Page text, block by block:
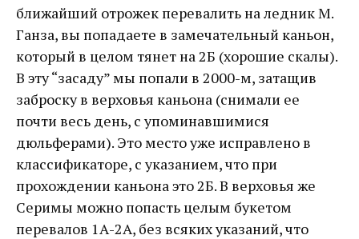
ближайший отрожек перевалить на ледник М.
Ганза, вы попадаете в замечательный каньон,
который в целом тянет на 2Б (хорошие скалы).
В эту “засаду” мы попали в 2000-м, затащив
заброску в верховья каньона (снимали ее
почти весь день, с упоминавшимися
дюльферами). Это место уже исправлено в
классификаторе, с указанием, что при
прохождении каньона это 2Б. В верховья же
Серимы можно попасть целым букетом
перевалов 1А-2А, без всяких указаний, что